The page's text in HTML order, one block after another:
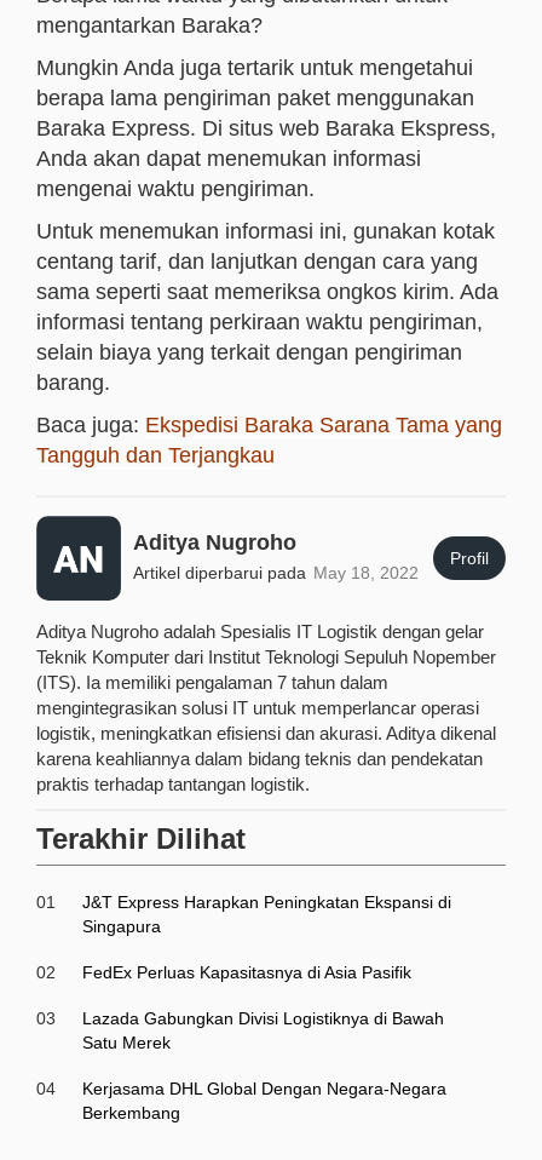
mengantarkan Baraka?
Mungkin Anda juga tertarik untuk mengetahui
berapa lama pengiriman paket menggunakan
Baraka Express. Di situs web Baraka Ekspress,
Anda akan dapat menemukan informasi
mengenai waktu pengiriman.
Untuk menemukan informasi ini, gunakan kotak
centang tarif, dan lanjutkan dengan cara yang
sama seperti saat memeriksa ongkos kirim. Ada
informasi tentang perkiraan waktu pengiriman,
selain biaya yang terkait dengan pengiriman
barang.
Baca juga: Ekspedisi Baraka Sarana Tama yang
Tangguh dan Terjangkau
Aditya Nugroho
Artikel diperbarui pada May 18, 2022
Profil
Aditya Nugroho adalah Spesialis IT Logistik dengan gelar
Teknik Komputer dari Institut Teknologi Sepuluh Nopember
(ITS). Ia memiliki pengalaman 7 tahun dalam
mengintegrasikan solusi IT untuk memperlancar operasi
logistik, meningkatkan efisiensi dan akurasi. Aditya dikenal
karena keahliannya dalam bidang teknis dan pendekatan
praktis terhadap tantangan logistik.
Terakhir Dilihat
01
J&T Express Harapkan Peningkatan Ekspansi di
Singapura
02 FedEx Perluas Kapasitasnya di Asia Pasifik
03
Lazada Gabungkan Divisi Logistiknya di Bawah
Satu Merek
04
Kerjasama DHL Global Dengan Negara-Negara
Berkembang